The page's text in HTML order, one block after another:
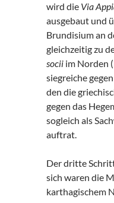
wird die Via
ausgebaut und
Brundisium an
gleichzeitig zu
socii im Norden
siegreiche
den die
gegen das
sogleich als
auftrat.
Der dritte
sich waren die
karthagischem